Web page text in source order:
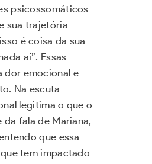
psicossomáticos
sua trajetória
é coisa da sua
aí”. Essas
dor emocional e
Na escuta
legitima o que o
fala de Mariana,
que essa
tem impactado